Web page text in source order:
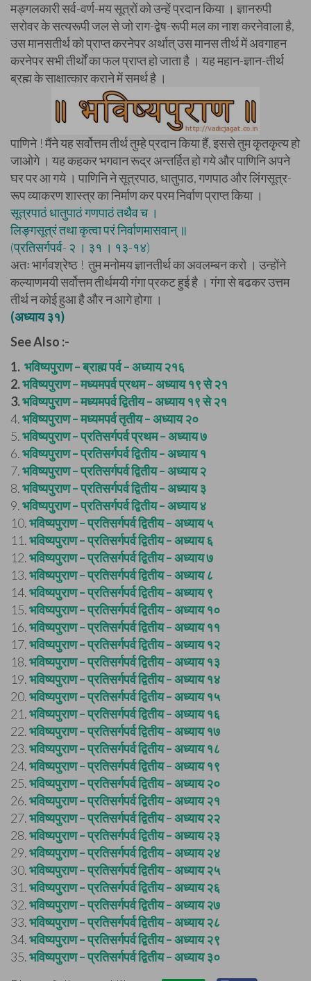
मङ्गलकारी सर्व-वर्ण-मय सूत्रों को उन्हें प्रदान किया । ज्ञानरुपी
सरोवर के सत्यरूपी जल से जो राग-द्वेष-रूपी मल का नाश करनेवाला है,
उस मानसतीर्थ को प्राप्त करनेपर अर्थात् उस मानस तीर्थ में अवगाहन
करनेपर सभी तीर्थों का फल प्राप्त हो जाता है । यह महान-ज्ञान-तीर्थ
ब्रह्म के साक्षात्कार कराने में समर्थ है ।
पाणिने ! मैंने यह सर्वोत्तम तीर्थ तुम्हे प्रदान किया हैं, इससे तुम कृतकृत्य हो
जाओगे । यह कहकर भगवान रूद्र अन्तर्हित हो गये और पाणिनि अपने
घर पर आ गये । पाणिनि ने सूत्रपाठ, धातुपाठ, गणपाठ और लिंगसूत्र-
रूप व्याकरण शास्त्र का निर्माण कर परम निर्वाण प्राप्त किया ।
सूत्रपाठं धातुपाठं गणपाठं तथैव च ।
लिङ्गसूत्रं तथा कृत्वा परं निर्वाणमासवान् ॥
(प्रतिसर्गपर्व- २ । ३१ । १३-१४)
अतः भार्गवश्रेष्ठ ! तुम मनोमय ज्ञानतीर्थ का अवलम्बन करो । उन्होंने
कल्याणमयी सर्वोत्तम तीर्थमयी गंगा प्रकट हुई है । गंगा से बढकर उत्तम
तीर्थ न कोई हुआ है और न आगे होगा ।
(अध्याय ३१)
See Also :-
1. भविष्यपुराण – ब्राह्म पर्व – अध्याय २१६
2.भविष्यपुराण – मध्यमपर्व प्रथम – अध्याय १९ से २१
3.भविष्यपुराण – मध्यमपर्व द्वितीय – अध्याय १९ से २१
4.भविष्यपुराण – मध्यमपर्व तृतीय – अध्याय २०
5.भविष्यपुराण – प्रतिसर्गपर्व प्रथम – अध्याय ७
6.भविष्यपुराण – प्रतिसर्गपर्व द्वितीय – अध्याय १
7.भविष्यपुराण – प्रतिसर्गपर्व द्वितीय – अध्याय २
8.भविष्यपुराण – प्रतिसर्गपर्व द्वितीय – अध्याय ३
9.भविष्यपुराण – प्रतिसर्गपर्व द्वितीय – अध्याय ४
10.भविष्यपुराण – प्रतिसर्गपर्व द्वितीय – अध्याय ५
11.भविष्यपुराण – प्रतिसर्गपर्व द्वितीय – अध्याय ६
12.भविष्यपुराण – प्रतिसर्गपर्व द्वितीय – अध्याय ७
13.भविष्यपुराण – प्रतिसर्गपर्व द्वितीय – अध्याय ८
14.भविष्यपुराण – प्रतिसर्गपर्व द्वितीय – अध्याय ९
15.भविष्यपुराण – प्रतिसर्गपर्व द्वितीय – अध्याय १०
16.भविष्यपुराण – प्रतिसर्गपर्व द्वितीय – अध्याय ११
17.भविष्यपुराण – प्रतिसर्गपर्व द्वितीय – अध्याय १२
18.भविष्यपुराण – प्रतिसर्गपर्व द्वितीय – अध्याय १३
19.भविष्यपुराण – प्रतिसर्गपर्व द्वितीय – अध्याय १४
20.भविष्यपुराण – प्रतिसर्गपर्व द्वितीय – अध्याय १५
21.भविष्यपुराण – प्रतिसर्गपर्व द्वितीय – अध्याय १६
22.भविष्यपुराण – प्रतिसर्गपर्व द्वितीय – अध्याय १७
23.भविष्यपुराण – प्रतिसर्गपर्व द्वितीय – अध्याय १८
24.भविष्यपुराण – प्रतिसर्गपर्व द्वितीय – अध्याय १९
25.भविष्यपुराण – प्रतिसर्गपर्व द्वितीय – अध्याय २०
26.भविष्यपुराण – प्रतिसर्गपर्व द्वितीय – अध्याय २१
27.भविष्यपुराण – प्रतिसर्गपर्व द्वितीय – अध्याय २२
28.भविष्यपुराण – प्रतिसर्गपर्व द्वितीय – अध्याय २३
29.भविष्यपुराण – प्रतिसर्गपर्व द्वितीय – अध्याय २४
30.भविष्यपुराण – प्रतिसर्गपर्व द्वितीय – अध्याय २५
31.भविष्यपुराण – प्रतिसर्गपर्व द्वितीय – अध्याय २६
32.भविष्यपुराण – प्रतिसर्गपर्व द्वितीय – अध्याय २७
33.भविष्यपुराण – प्रतिसर्गपर्व द्वितीय – अध्याय २८
34.भविष्यपुराण – प्रतिसर्गपर्व द्वितीय – अध्याय २९
35.भविष्यपुराण – प्रतिसर्गपर्व द्वितीय – अध्याय ३०